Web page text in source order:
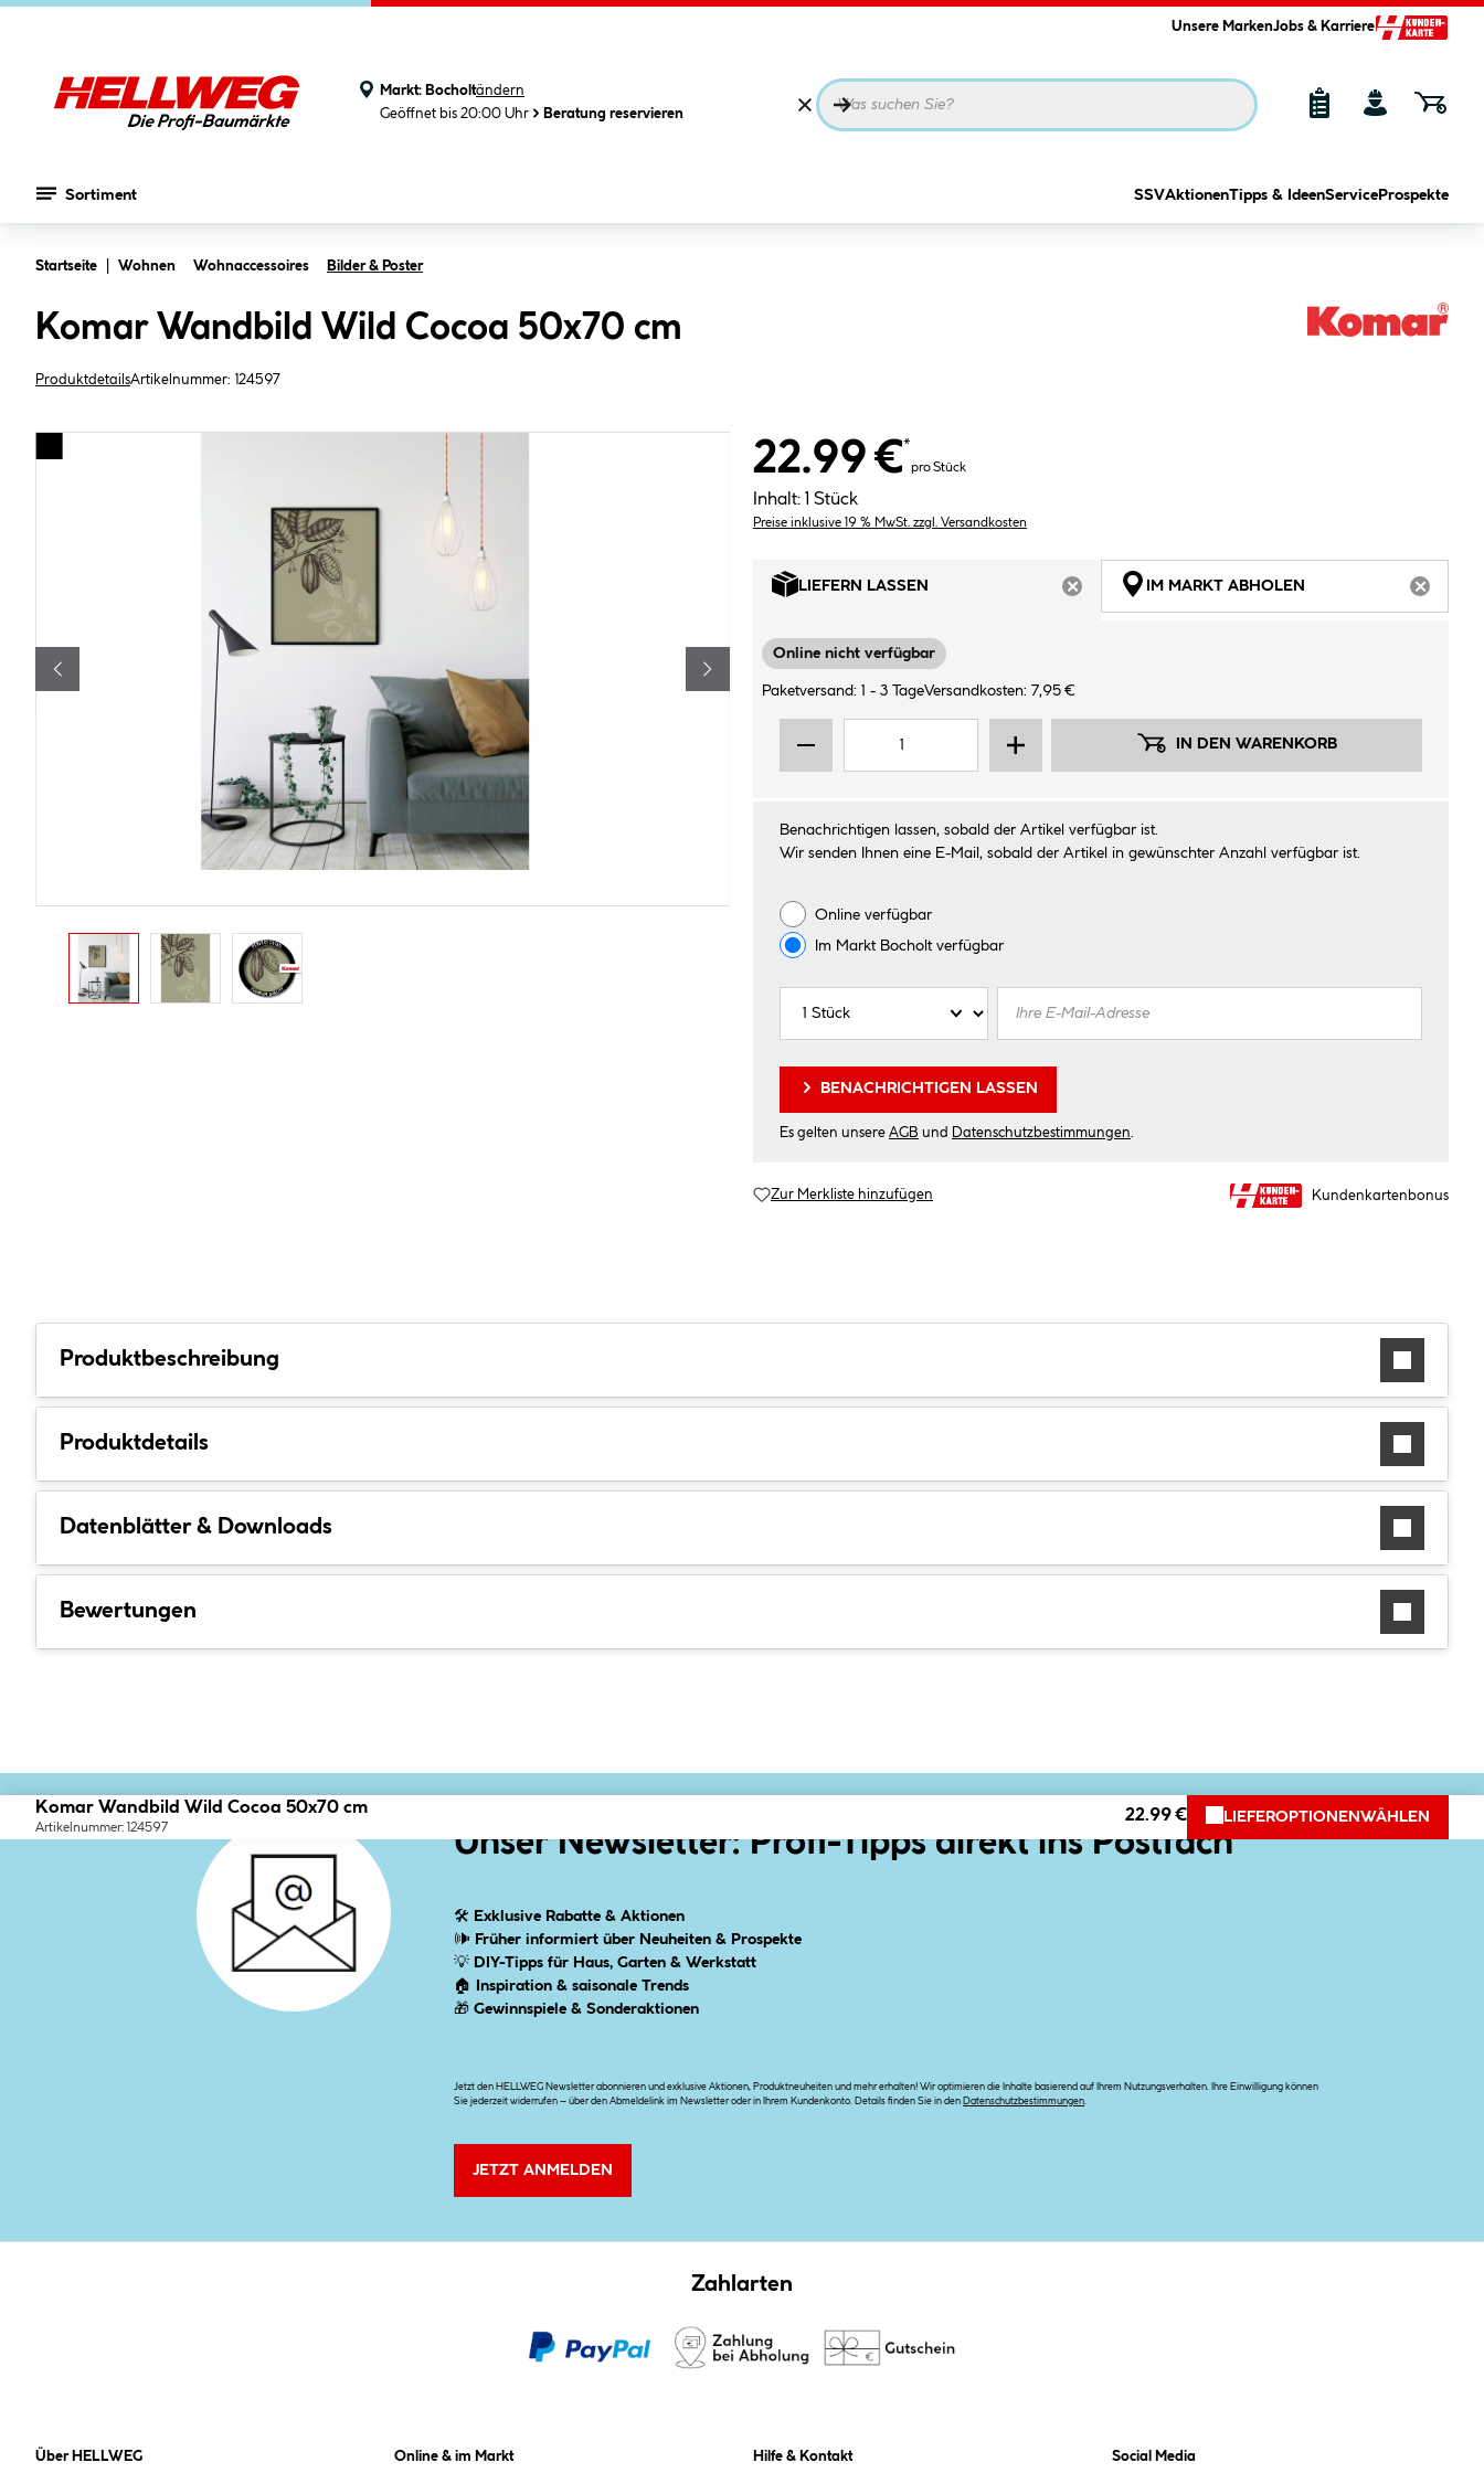
Unsere MarkenJobs & Karriere
Markt: Bocholtändern
Geöffnet bis 20:00 Uhr
Beratung reservieren
Sortiment SSVAktionenTipps & IdeenService Prospekte
Startseite Wohnen Wohnaccessoires Bilder & Poster
Komar Wandbild Wild Cocoa 50x70 cm
ProduktdetailsArtikelnummer: 124597
22.99 €*
pro Stück
Inhalt: 1 Stück
Preise inklusive 19 % MwSt. zzgl. Versandkosten
LIEFERN LASSEN
ARTIKEL NICHT VERFÜGBAR
IM MARKT ABHOLEN
Online nicht verfügbar
Paketversand: 1 - 3 TageVersandkosten: 7,95 €
IN DEN WARENKORB
Benachrichtigen lassen, sobald der Artikel verfügbar ist.
Wir senden Ihnen eine E-Mail, sobald der Artikel in gewünschter Anzahl verfügbar ist.
Online verfügbar
Im Markt Bocholtverfügbar
BENACHRICHTIGEN LASSEN
Es gelten unsere AGB und Datenschutzbestimmungen
Zur Merkliste hinzufügen Kundenkartenbonus
Produktbeschreibung
Produktdetails
Datenblätter & Downloads
Bewertungen
Komar Wandbild Wild Cocoa 50x70 cm
Artikelnummer: 124597
22.99 € LIEFEROPTIONEN WÄHLEN
Unser Newsletter: Profi-Tipps direkt ins Postfach
🛠 Exklusive Rabatte & Aktionen
🕪 Früher informiert über Neuheiten & Prospekte
💡 DIY-Tipps für Haus, Garten & Werkstatt
🏠
Inspiration & saisonale Trends
🎁Gewinnspiele & Sonderaktionen
Jetzt den HELLWEG Newsletter abonnieren und exklusive Aktionen, Produktneuheiten und mehr erhalten! Wir optimieren die Inhalte basierend auf Ihrem Nutzungsverhalten. Ihre Einwilligung können
Sie jederzeit widerrufen – über den Abmeldelink im Newsletter oder in Ihrem Kundenkonto. Details finden Sie in den Datenschutzbestimmungen
JETZT ANMELDEN
Zahlarten
Über HELLWEG Online & im Markt Hilfe & Kontakt Social Media